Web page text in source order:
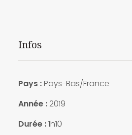
Infos
Pays :Pays-Bas/France
Année :2019
Durée :1h10